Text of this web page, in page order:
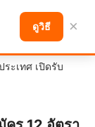
ระเทศ เปิดรับ
ดูวิธี ×